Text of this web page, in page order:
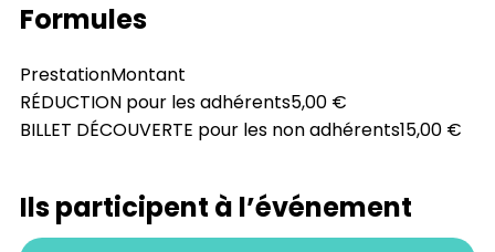
Formules
PrestationMontant
RÉDUCTION pour les adhérents5,00 €
BILLET DÉCOUVERTE pour les non adhérents15,00 €
Ils participent à l’événement